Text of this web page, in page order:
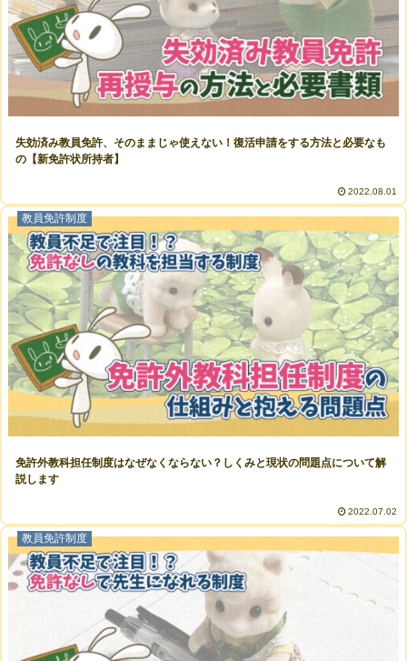
失効済み教員免許、そのままじゃ使えない！復活申請をする方法と必要なも
の【新免許状所持者】
2022.08.01
教員免許制度
免許外教科担任制度はなぜなくならない？しくみと現状の問題点について解
説します
2022.07.02
教員免許制度